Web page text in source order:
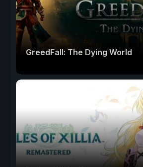
GreedFall: The Dying World